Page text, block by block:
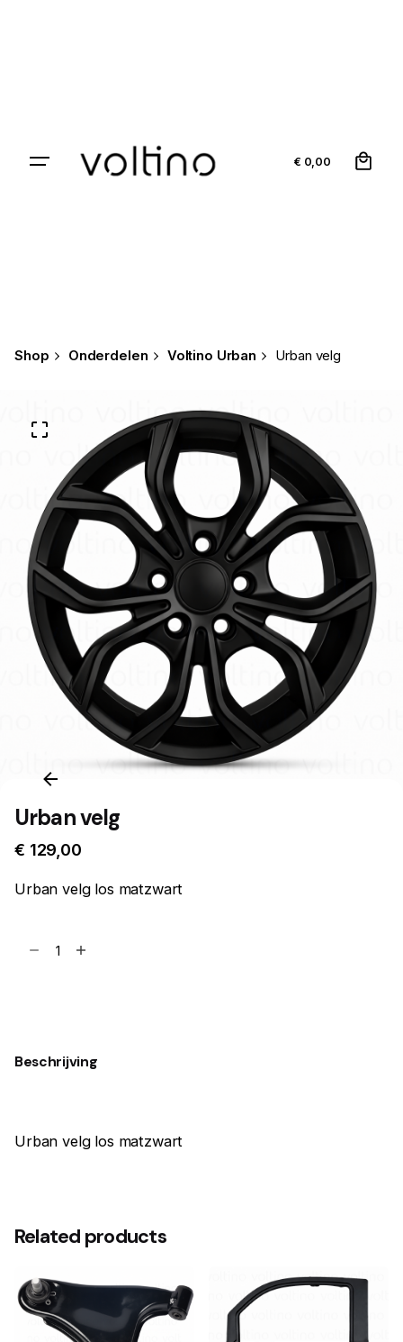
€ 0,00
Shop Onderdelen Voltino Urban Urban velg
Urban velg
€ 129,00
Urban velg los matzwart
Beschrijving
Urban velg los matzwart
Related products